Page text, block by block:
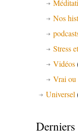
Nos
Stress
Vidéos
Vrai ou
Universel
Derniers